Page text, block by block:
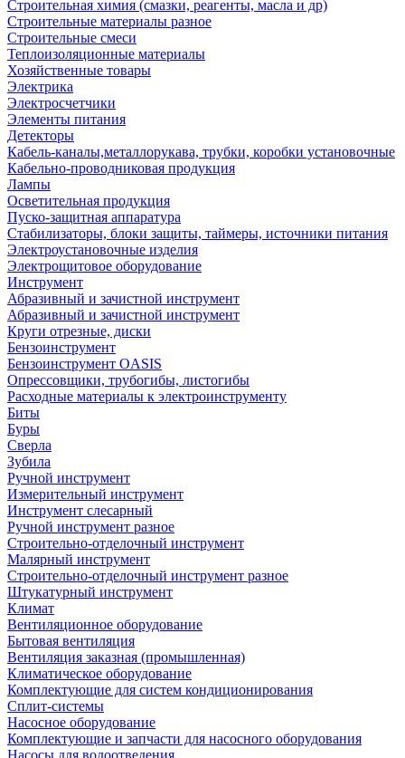
Строительная химия (смазки, реагенты, масла и др)
Строительные материалы разное
Строительные смеси
Теплоизоляционные материалы
Хозяйственные товары
Электрика
Электросчетчики
Элементы питания
Детекторы
Кабель-каналы,металлорукава, трубки, коробки установочные
Кабельно-проводниковая продукция
Лампы
Осветительная продукция
Пуско-защитная аппаратура
Стабилизаторы, блоки защиты, таймеры, источники питания
Электроустановочные изделия
Электрощитовое оборудование
Инструмент
Абразивный и зачистной инструмент
Абразивный и зачистной инструмент
Круги отрезные, диски
Бензоинструмент
Бензоинструмент OASIS
Опрессовщики, трубогибы, листогибы
Расходные материалы к электроинструменту
Биты
Буры
Сверла
Зубила
Ручной инструмент
Измерительный инструмент
Инструмент слесарный
Ручной инструмент разное
Строительно-отделочный инструмент
Малярный инструмент
Строительно-отделочный инструмент разное
Штукатурный инструмент
Климат
Вентиляционное оборудование
Бытовая вентиляция
Вентиляция заказная (промышленная)
Климатическое оборудование
Комплектующие для систем кондиционирования
Сплит-системы
Насосное оборудование
Комплектующие и запчасти для насосного оборудования
Насосы для водоотведения